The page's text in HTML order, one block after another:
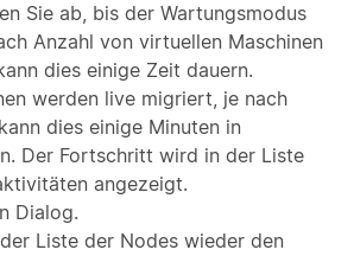
Sie ab, bis der Wartungsmodus
Anzahl von virtuellen Maschinen
dies einige Zeit dauern.
werden live migriert, je nach
dies einige Minuten in
Der Fortschritt wird in der Liste
angezeigt.
Dialog.
Liste der Nodes wieder den